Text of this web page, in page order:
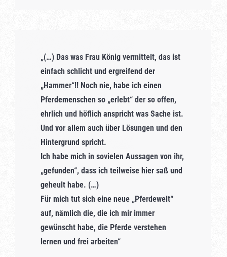
„(…) Das was Frau König vermittelt, das ist
einfach schlicht und ergreifend der
„Hammer“!! Noch nie, habe ich einen
Pferdemenschen so „erlebt“ der so offen,
ehrlich und höflich anspricht was Sache ist.
Und vor allem auch über Lösungen und den
Hintergrund spricht.
Ich habe mich in sovielen Aussagen von ihr,
„gefunden“, dass ich teilweise hier saß und
geheult habe. (…)
Für mich tut sich eine neue „Pferdewelt“
auf, nämlich die, die ich mir immer
gewünscht habe, die Pferde verstehen
lernen und frei arbeiten“